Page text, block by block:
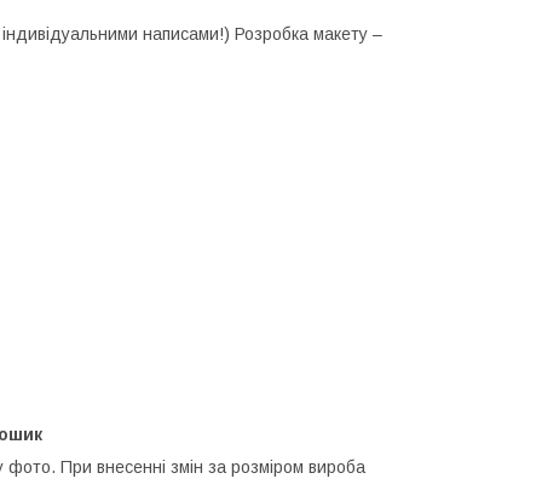
написами!) Розробка макету –
фото. При внесенні змін за розміром вироба